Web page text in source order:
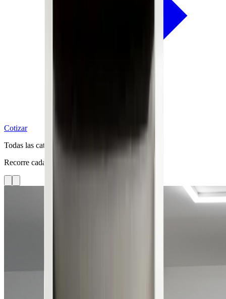
Cotizar
Todas las categorías
Recorre cada línea con fotos limpias del catálogo.